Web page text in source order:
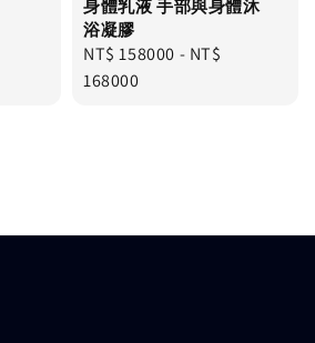
身體乳液 手部與身體沐
浴凝膠
Regular
price
NT$ 158000 - NT$
168000